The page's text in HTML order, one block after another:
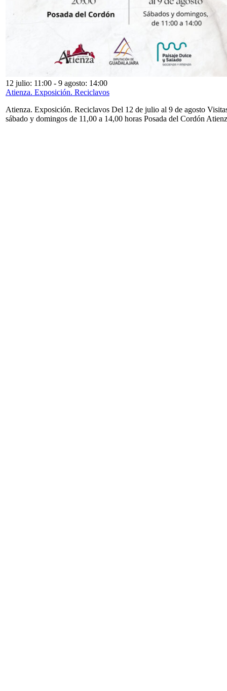
12 julio: 11:00 - 9 agosto: 14:00
Atienza. Exposición. Reciclavos
Atienza. Exposición. Reciclavos Del 12 de julio al 9 de agosto
sábado y domingos de 11,00 a 14,00 horas Posada del Cordón